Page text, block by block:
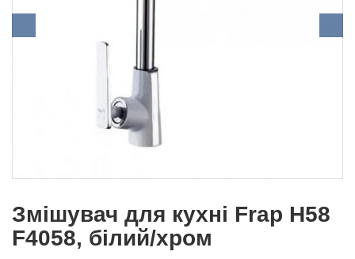
Змішувач для кухні Frap H58
F4058, білий/хром